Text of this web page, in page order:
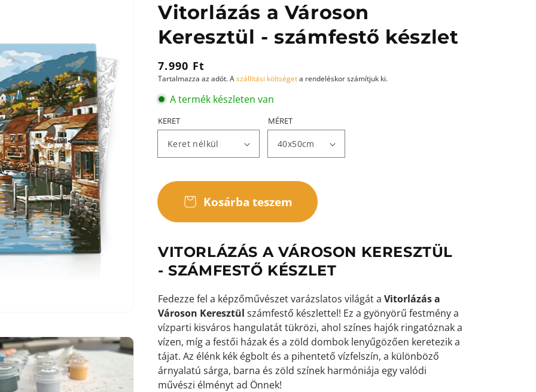
Vitorlázás a Városon
Keresztül - számfestő készlet
Normál
ár
7.990 Ft
Tartalmazza az adót. Aszállítási költségeta rendeléskor számítjuk ki.
A termék készleten van
KERET MÉRET
Kosárba teszem
VITORLÁZÁS A VÁROSON KERESZTÜL
- SZÁMFESTŐ KÉSZLET
Fedezze fel a képzőművészet varázslatos világát a Vitorlázás a
Városon Keresztül számfestő készlettel! Ez a gyönyörű festmény a
vízparti kisváros hangulatát tükrözi, ahol színes hajók ringatóznak a
vízen, míg a festői házak és a zöld dombok lenyűgözően keretezik a
tájat. Az élénk kék égbolt és a pihentető vízfelszín, a különböző
árnyalatú sárga, barna és zöld színek harmóniája egy valódi
művészi élményt ad Önnek!